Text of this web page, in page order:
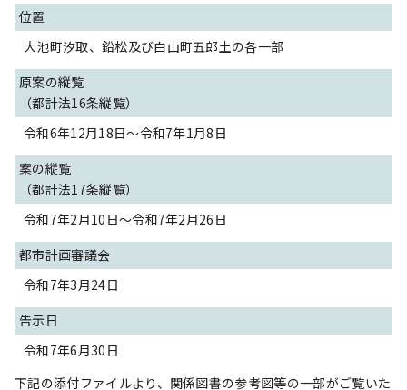
位置
大池町汐取、鉛松及び白山町五郎土の各一部
原案の縦覧
（都計法16条縦覧）
令和6年12月18日～令和7年1月8日
案の縦覧
（都計法17条縦覧）
令和7年2月10日～令和7年2月26日
都市計画審議会
令和7年3月24日
告示日
令和7年6月30日
下記の添付ファイルより、関係図書の参考図等の一部がご覧いた